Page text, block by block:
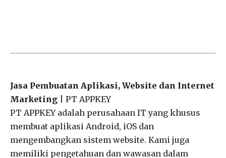
Jasa Pembuatan Aplikasi, Website dan Internet
Marketing | PT APPKEY
PT APPKEY adalah perusahaan IT yang khusus
membuat aplikasi Android, iOS dan
mengembangkan sistem website. Kami juga
memiliki pengetahuan dan wawasan dalam